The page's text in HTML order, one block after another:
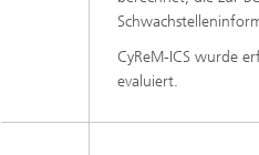
CyReM-ICS wurde
evaluiert.